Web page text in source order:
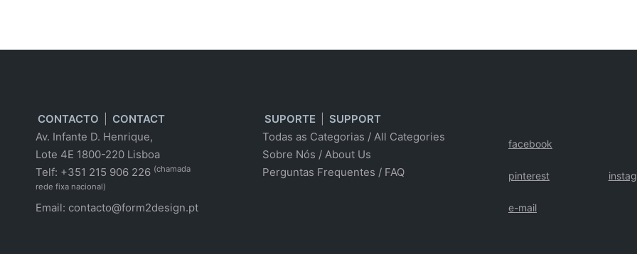
CONTACTO
CONTACT
Av. Infante D. Henrique,
Lote 4E 1800-220 Lisboa
Telf: +351 215 906 226 (chamada
rede fixa nacional)
Email: contacto@form2design.pt
SUPORTE
SUPPORT
Todas as Categorias / All Categories
Sobre Nós / About Us
Perguntas Frequentes / FAQ
facebook
pinterest
e-mail